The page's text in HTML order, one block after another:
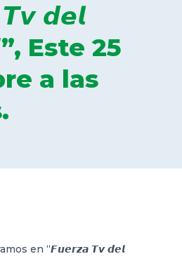
𝙙𝙚𝙡
Este 25
a las
en “𝙁𝙪𝙚𝙧𝙯𝙖 𝙏𝙫 𝙙𝙚𝙡